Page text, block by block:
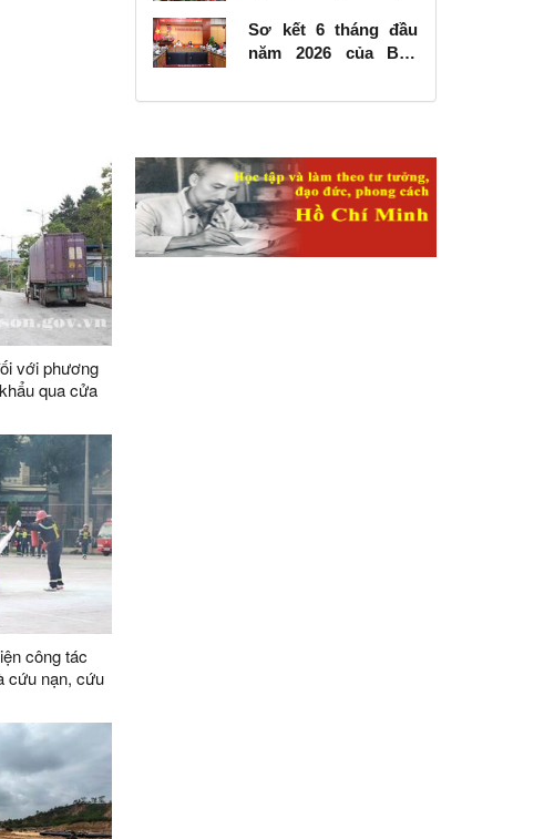
với phương
qua cửa
vực mốc
dụng vận
mốc 1088/2-
tế Hữu
Quan (Trung
công tác
cứu nạn, cứu
phát triển kinh tế có
vốn đầu tư nước
Sơ kết 6 tháng đầu
năm 2026 của Ban
các công trình, dự án
giao thông vận tải